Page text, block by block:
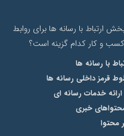
ارتباط با رسانه ها برای روابط
و کار کدام گزینه است؟
با رسانه ها
قرمز داخلی رسانه ها
خدمات رسانه ای
خبری
محتوا